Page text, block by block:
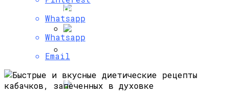
Хроническом Гастрите, Правила Диеты
Научиться Продавать Что Угодно
Состояние С Помощью
Психологических Тестов?
Whatsapp
Whatsapp
Email